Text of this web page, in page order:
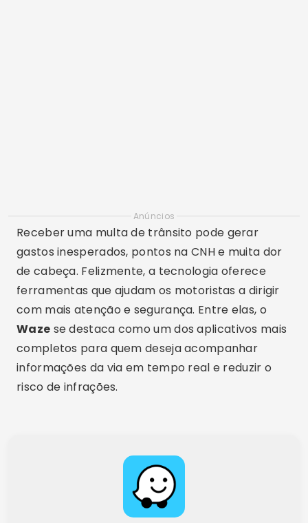
Anúncios
Receber uma multa de trânsito pode gerar
gastos inesperados, pontos na CNH e muita dor
de cabeça. Felizmente, a tecnologia oferece
ferramentas que ajudam os motoristas a dirigir
com mais atenção e segurança. Entre elas, o
Waze se destaca como um dos aplicativos mais
completos para quem deseja acompanhar
informações da via em tempo real e reduzir o
risco de infrações.